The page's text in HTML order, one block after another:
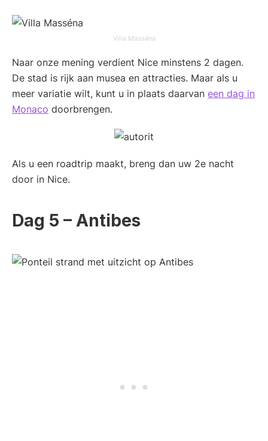
Villa Masséna
Naar onze mening verdient Nice minstens 2 dagen.
De stad is rijk aan musea en attracties. Maar als u
meer variatie wilt, kunt u in plaats daarvan een dag in
Monaco doorbrengen.
Als u een roadtrip maakt, breng dan uw 2e nacht
door in Nice.
Dag 5 – Antibes